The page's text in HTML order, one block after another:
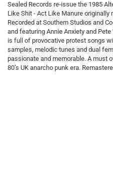
Sealed Records re-issue the 1985
Like Shit - Act Like Manure originally
Recorded at Southern Studios and
and featuring Annie Anxiety and
is full of provocative protest songs
samples, melodic tunes and dual
passionate and memorable. A must
80’s UK anarcho punk era.